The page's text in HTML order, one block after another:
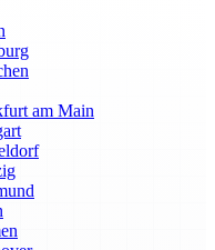
am Main